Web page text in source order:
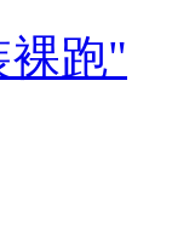
裸跑"